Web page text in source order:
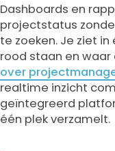
Dashboards en
projectstatus
te zoeken. Je ziet
rood staan en waar
over
realtime inzicht
geïntegreerd
één plek verzamelt.